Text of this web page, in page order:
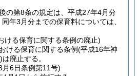
の第8条の規定は、平成27年4月分
年3月分までの保育料については、
ける保育に関する条例の廃止)
ける保育に関する条例(平成16年神
は廃止する。
月6日条例第11号)